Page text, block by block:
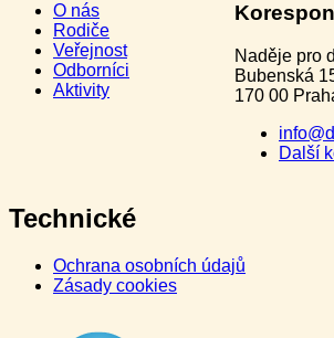
O nás
Rodiče
Veřejnost
Odborníci
Aktivity
Naděje pro
Bubenská
170 00
Další
Technické
Ochrana osobních údajů
Zásady cookies